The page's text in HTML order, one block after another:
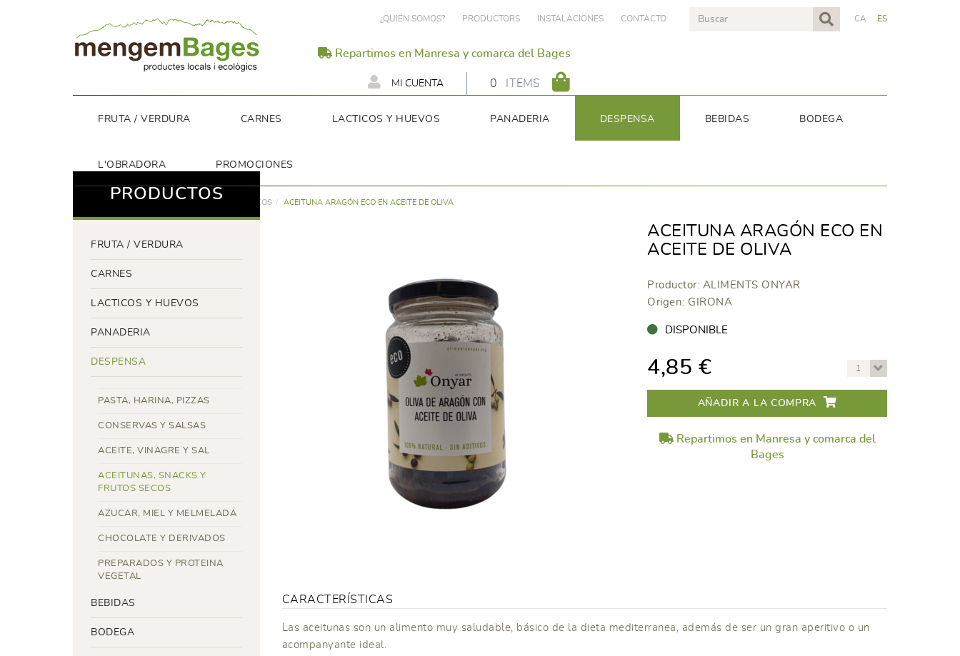
CA ES
¿QUIÉN SOMOS? PRODUCTORS INSTALACIONES CONTACTO
Repartimos en Manresa y comarca del Bages
0 ITEMS
MI CUENTA
FRUTA / VERDURA CARNES LACTICOS Y HUEVOS PANADERIA DESPENSA BEBIDAS BODEGA
L'OBRADORA PROMOCIONES
ACEITUNAS, SNACKS Y FRUTOS SECOS ACEITUNA ARAGÓN ECO EN ACEITE DE OLIVA
PRODUCTOS
FRUTA / VERDURA
CARNES
LACTICOS Y HUEVOS
PANADERIA
DESPENSA
PASTA, HARINA, PIZZAS
CONSERVAS Y SALSAS
ACEITE, VINAGRE Y SAL
ACEITUNAS, SNACKS Y
FRUTOS SECOS
AZUCAR, MIEL Y MELMELADA
CHOCOLATE Y DERIVADOS
PREPARADOS Y PROTEINA
VEGETAL
BEBIDAS
BODEGA
ACEITUNA ARAGÓN ECO EN
ACEITE DE OLIVA
Productor: ALIMENTS ONYAR
Origen: GIRONA
DISPONIBLE
4,85 € 1
AÑADIR A LA COMPRA
Repartimos en Manresa y comarca del
Bages
CARACTERÍSTICAS
Las aceitunas son un alimento muy saludable, básico de la dieta mediterranea, además de ser un gran aperitivo o un
acompanyante ideal.